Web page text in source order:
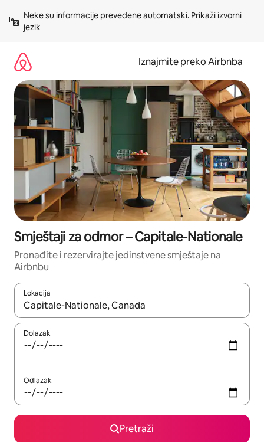
sadržaj
Neke su informacije prevedene automatski. Prikaži izvorni
jezik
Iznajmite preko Airbnba
Smještaji za odmor – Capitale-Nationale
Pronađite i rezervirajte jedinstvene smještaje na
Airbnbu
Lokacija
Kada budu dostupni rezultati, moći ćete ih pregledati
Dolazak
Odlazak
Pretraži